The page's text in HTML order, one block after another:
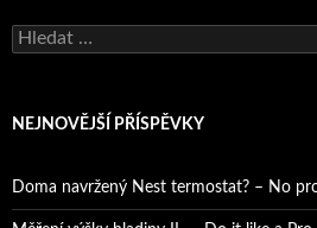
Vyhledávání
NEJNOVĚJŠÍ PŘÍSPĚVKY
Doma navržený Nest termostat? – No